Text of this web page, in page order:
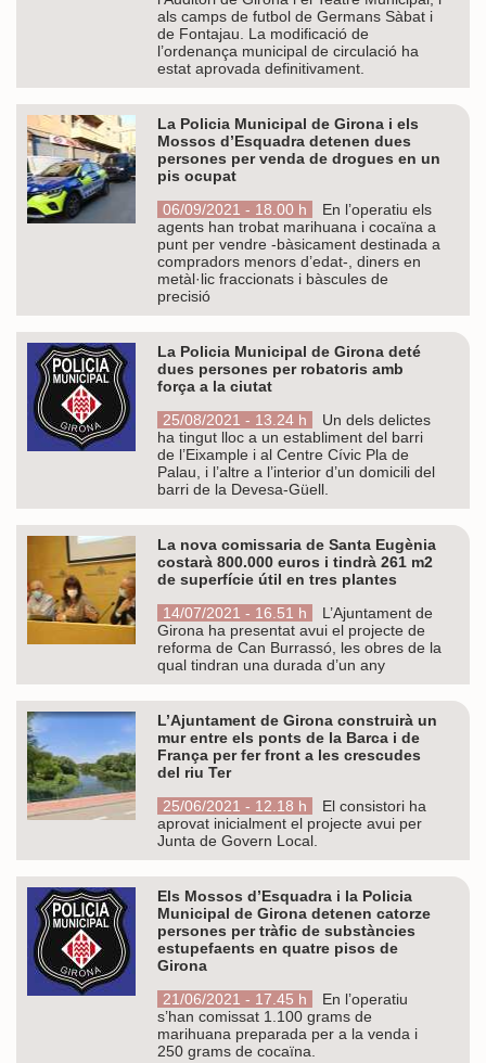
als camps de futbol de Germans Sàbat i
de Fontajau. La modificació de
l’ordenança municipal de circulació ha
estat aprovada definitivament.
La Policia Municipal de Girona i els
Mossos d’Esquadra detenen dues
persones per venda de drogues en un
pis ocupat
06/09/2021 - 18.00 h
En l’operatiu els
agents han trobat marihuana i cocaïna a
punt per vendre -bàsicament destinada a
compradors menors d’edat-, diners en
metàl·lic fraccionats i bàscules de
precisió
La Policia Municipal de Girona deté
dues persones per robatoris amb
força a la ciutat
25/08/2021 - 13.24 h
Un dels delictes
ha tingut lloc a un establiment del barri
de l’Eixample i al Centre Cívic Pla de
Palau, i l’altre a l’interior d’un domicili del
barri de la Devesa-Güell.
La nova comissaria de Santa Eugènia
costarà 800.000 euros i tindrà 261 m2
de superfície útil en tres plantes
14/07/2021 - 16.51 h
L’Ajuntament de
Girona ha presentat avui el projecte de
reforma de Can Burrassó, les obres de la
qual tindran una durada d’un any
L’Ajuntament de Girona construirà un
mur entre els ponts de la Barca i de
França per fer front a les crescudes
del riu Ter
25/06/2021 - 12.18 h
El consistori ha
aprovat inicialment el projecte avui per
Junta de Govern Local.
Els Mossos d’Esquadra i la Policia
Municipal de Girona detenen catorze
persones per tràfic de substàncies
estupefaents en quatre pisos de
Girona
21/06/2021 - 17.45 h
En l’operatiu
s’han comissat 1.100 grams de
marihuana preparada per a la venda i
250 grams de cocaïna.